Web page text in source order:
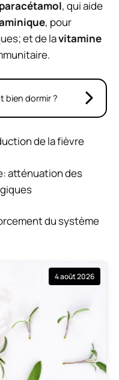
paracétamol, qui aide
, pour
et de lavitamine
bien dormir ?
de la fièvre
atténuation des
du système
4 août 2026